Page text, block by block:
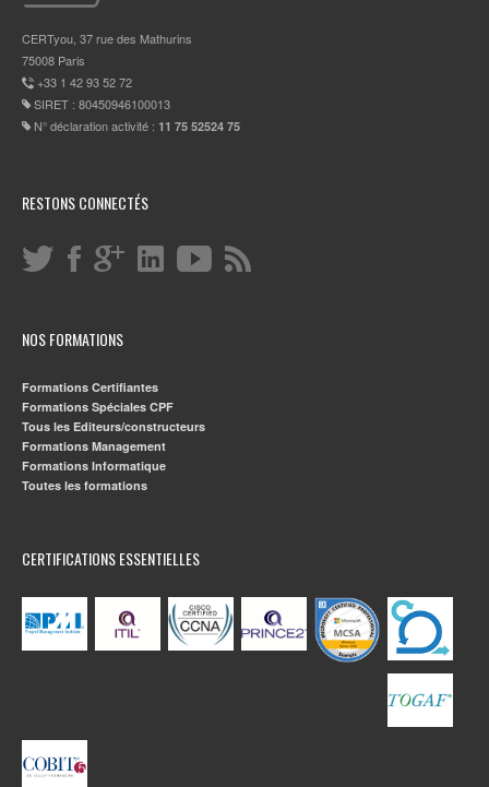
CERTyou, 37 rue des Mathurins
75008 Paris
+33 1 42 93 52 72
SIRET : 80450946100013
N° déclaration activité : 11 75 52524 75
RESTONS CONNECTÉS
NOS FORMATIONS
Formations Certifiantes
Formations Spéciales CPF
Tous les Editeurs/constructeurs
Formations Management
Formations Informatique
Toutes les formations
CERTIFICATIONS ESSENTIELLES